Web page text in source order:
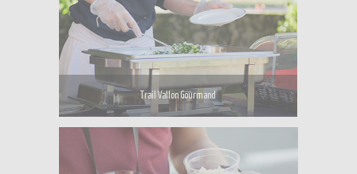
Trail Vallon Gourmand